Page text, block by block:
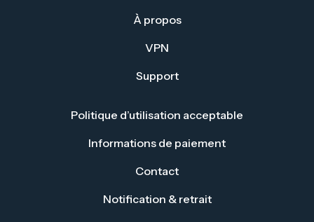
À propos
VPN
Support
Politique d’utilisation acceptable
Informations de paiement
Contact
Notification & retrait